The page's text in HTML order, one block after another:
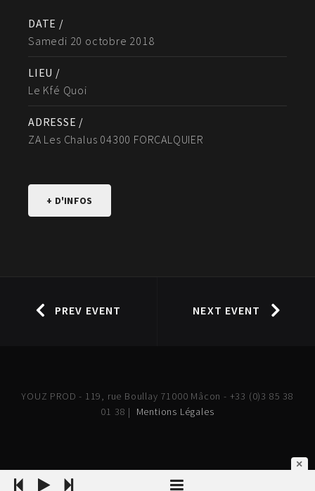
DATE /
Samedi 20 octobre 2018
LIEU /
Le Kfé Quoi
ADRESSE /
ZA Les Chalus 04300 FORCALQUIER
+ D'INFOS
PREV EVENT NEXT EVENT
YOUZ PROD - 119, rue Boullay 71000 Mâcon - +33 (0)3 85 38
01 38 | Mentions Légales